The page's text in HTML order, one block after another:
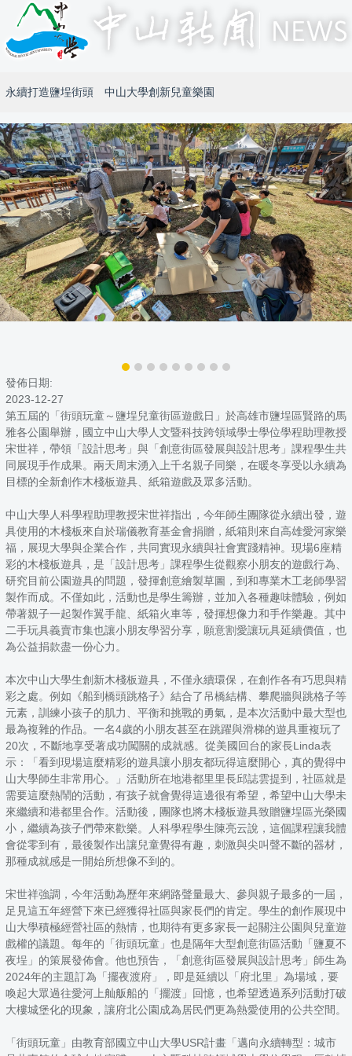
永續打造鹽埕街頭 中山大學創新兒童樂園
發佈日期:
2023-12-27
第五屆的「街頭玩童～鹽埕兒童街區遊戲日」於高雄市鹽埕區賢路的馬
雅各公園舉辦，國立中山大學人文暨科技跨領域學士學位學程助理教授
宋世祥，帶領「設計思考」與「創意街區發展與設計思考」課程學生共
同展現手作成果。兩天周末湧入上千名親子同樂，在暖冬享受以永續為
目標的全新創作木棧板遊具、紙箱遊戲及眾多活動。
中山大學人科學程助理教授宋世祥指出，今年師生團隊從永續出發，遊
具使用的木棧板來自於瑞儀教育基金會捐贈，紙箱則來自高雄愛河家樂
福，展現大學與企業合作，共同實現永續與社會實踐精神。現場6座精
彩的木棧板遊具，是「設計思考」課程學生從觀察小朋友的遊戲行為、
研究目前公園遊具的問題，發揮創意繪製草圖，到和專業木工老師學習
製作而成。不僅如此，活動也是學生籌辦，並加入各種趣味體驗，例如
帶著親子一起製作翼手龍、紙箱火車等，發揮想像力和手作樂趣。其中
二手玩具義賣市集也讓小朋友學習分享，願意割愛讓玩具延續價值，也
為公益捐款盡一份心力。
本次中山大學生創新木棧板遊具，不僅永續環保，在創作各有巧思與精
彩之處。例如《船到橋頭跳格子》結合了吊橋結構、攀爬牆與跳格子等
元素，訓練小孩子的肌力、平衡和挑戰的勇氣，是本次活動中最大型也
最為複雜的作品。一名4歲的小朋友甚至在跳躍與滑梯的遊具重複玩了
20次，不斷地享受著成功闖關的成就感。從美國回台的家長Linda表
示：「看到現場這麼精彩的遊具讓小朋友都玩得這麼開心，真的覺得中
山大學師生非常用心。」活動所在地港都里里長邱誌雲提到，社區就是
需要這麼熱鬧的活動，有孩子就會覺得這邊很有希望，希望中山大學未
來繼續和港都里合作。活動後，團隊也將木棧板遊具致贈鹽埕區光榮國
小，繼續為孩子們帶來歡樂。人科學程學生陳亮云說，這個課程讓我體
會從零到有，最後製作出讓兒童覺得有趣，刺激與尖叫聲不斷的器材，
那種成就感是一開始所想像不到的。
宋世祥強調，今年活動為歷年來網路聲量最大、參與親子最多的一屆，
足見這五年經營下來已經獲得社區與家長們的肯定。學生的創作展現中
山大學積極經營社區的熱情，也期待有更多家長一起關注公園與兒童遊
戲權的議題。每年的「街頭玩童」也是隔年大型創意街區活動「鹽夏不
夜埕」的策展發佈會。他也預告，「創意街區發展與設計思考」師生為
2024年的主題訂為「擺夜渡府」，即是延續以「府北里」為場域，要
喚起大眾過往愛河上舢舨船的「擺渡」回憶，也希望透過系列活動打破
大樓城堡化的現象，讓府北公園成為居民們更為熱愛使用的公共空間。
「街頭玩童」由教育部國立中山大學USR計畫「邁向永續轉型：城市